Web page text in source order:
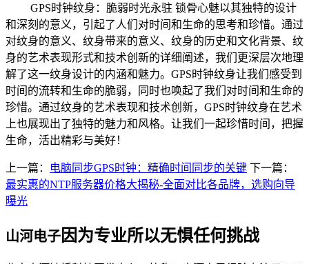
GPS时钟纹身：脆弱时光永驻 锁骨心魅以其独特的设计
和深刻的意义，引起了人们对时间和生命的思考和珍惜。通过
对纹身的意义、纹身带来的意义、纹身的历史和文化背景、纹
身的艺术表现形式和技术创新的详细阐述，我们更深层次地理
解了这一纹身设计的内涵和魅力。GPS时钟纹身让我们感受到
时间的流转和生命的脆弱，同时也唤起了我们对时间和生命的
珍惜。通过纹身的艺术表现和技术创新，GPS时钟纹身在艺术
上也展现出了独特的魅力和风格。让我们一起珍惜时间，把握
生命，活出精彩与美好！
上一篇： 电脑同步GPS时钟：精确时间同步的关键 下一篇：
最实惠的NTP服务器价格大揭秘-全面对比各品牌，选购向导
曝光
山河电子因为专业所以无惧任何挑战